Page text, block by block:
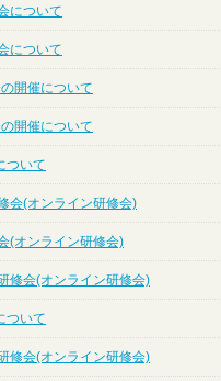
について
について
開催について
開催について
ついて
会(オンライン研修会)
(オンライン研修会)
修会(オンライン研修会)
ついて
修会(オンライン研修会)